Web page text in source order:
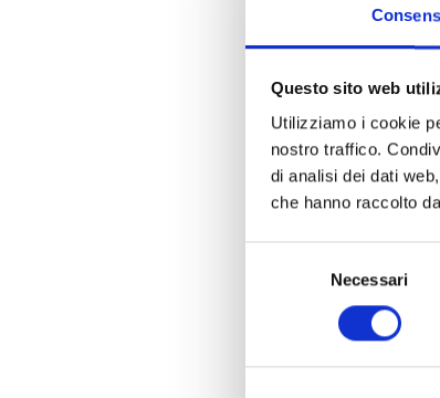
Questo sito web
Utilizziamo i cookie
nostro traffico.
di analisi dei dati
che hanno raccolto
Necessari